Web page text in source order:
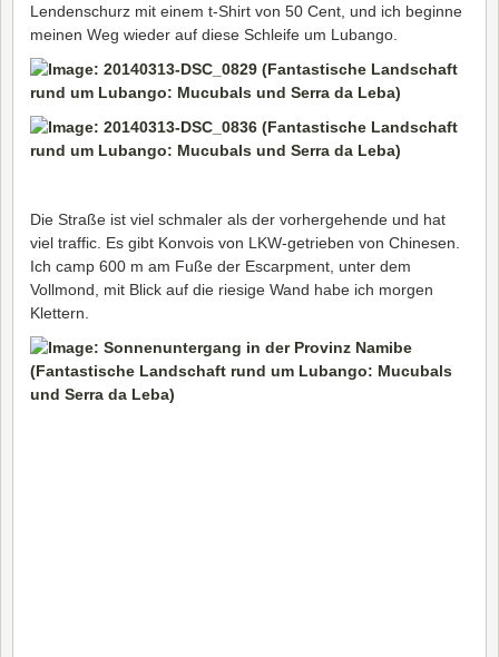
Lendenschurz mit einem t-Shirt von 50 Cent, und ich beginne
meinen Weg wieder auf diese Schleife um Lubango.
Die Straße ist viel schmaler als der vorhergehende und hat
viel traffic. Es gibt Konvois von LKW-getrieben von Chinesen.
Ich camp 600 m am Fuße der Escarpment, unter dem
Vollmond, mit Blick auf die riesige Wand habe ich morgen
Klettern.